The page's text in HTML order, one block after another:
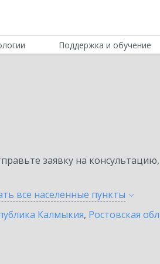
Поддержка и обучение
заявку на
все населенные пункты
Калмыкия, Ростовская